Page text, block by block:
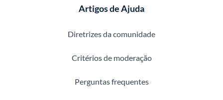
Artigos de Ajuda
Diretrizes da comunidade
Critérios de moderação
Perguntas frequentes